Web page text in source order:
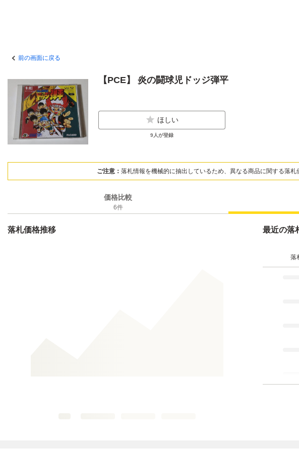
前の画面に戻る
【PCE】 炎の闘球児ドッジ弾平
ほしい
9人が登録
ご注意： 落札情報を機械的に抽出しているため、異なる商品に関する落
価格比較
6件
落札価格推移 最近の落
落